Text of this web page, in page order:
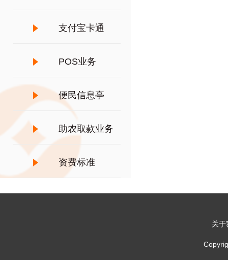
支付宝卡通
POS业务
便民信息亭
助农取款业务
资费标准
关于